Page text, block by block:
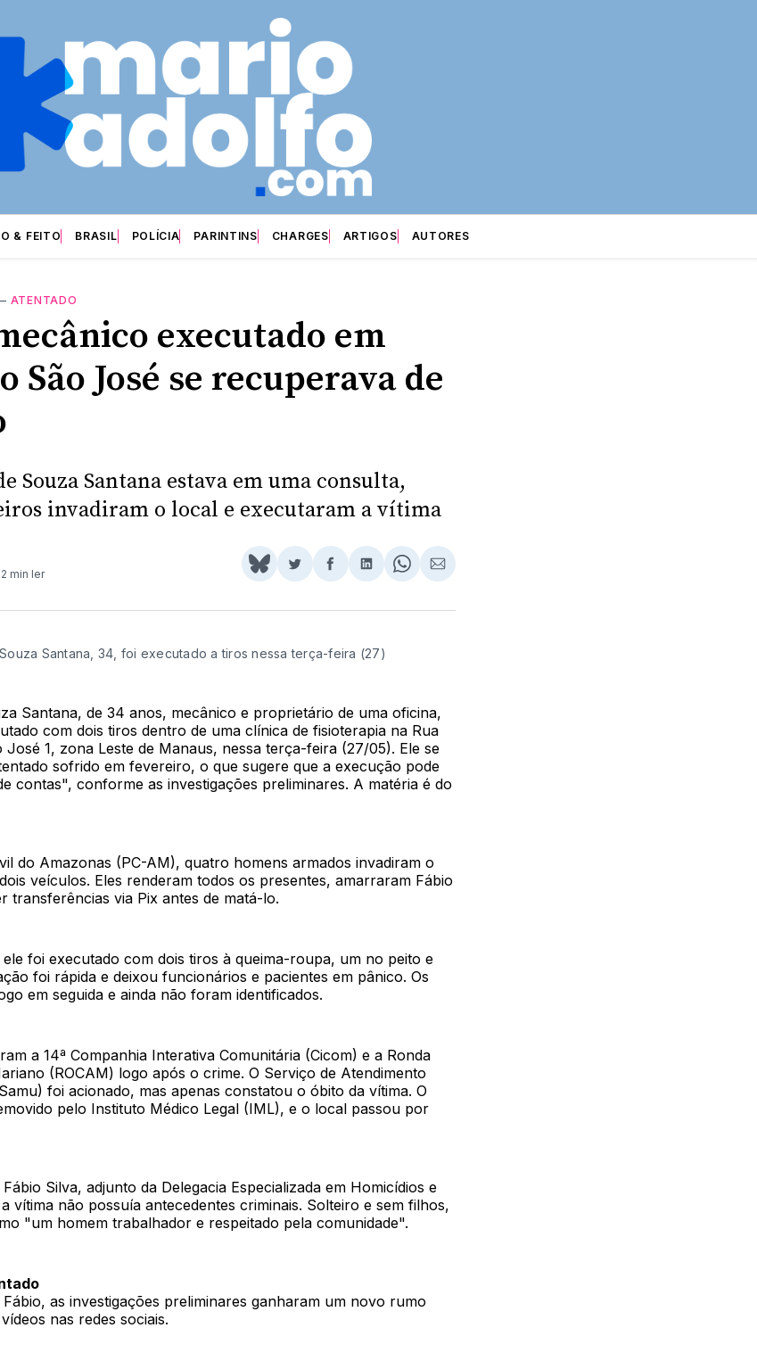
& FEITO BRASIL POLÍCIA PARINTINS CHARGES ARTIGOS AUTORES
ATENTADO
executado em
São José se recuperava de
Souza Santana estava em uma consulta,
invadiram o local e executaram a vítima
2 min ler
Share
BlueSky
Compartilhar
Twitter
Compartilhar
Facebook
Compartilhar
LinkedIn
Share
WhatsApp
Compartilhar
Email
Santana, 34, foi executado a tiros nessa terça-feira (27)
Santana, de 34 anos, mecânico e proprietário de uma oficina,
com dois tiros dentro de uma clínica de fisioterapia na Rua
1, zona Leste de Manaus, nessa terça-feira (27/05). Ele se
sofrido em fevereiro, o que sugere que a execução pode
contas", conforme as investigações preliminares. A matéria é do
do Amazonas (PC-AM), quatro homens armados invadiram o
veículos. Eles renderam todos os presentes, amarraram Fábio
transferências via Pix antes de matá-lo.
foi executado com dois tiros à queima-roupa, um no peito e
foi rápida e deixou funcionários e pacientes em pânico. Os
em seguida e ainda não foram identificados.
a 14ª Companhia Interativa Comunitária (Cicom) e a Ronda
(ROCAM) logo após o crime. O Serviço de Atendimento
foi acionado, mas apenas constatou o óbito da vítima. O
pelo Instituto Médico Legal (IML), e o local passou por
Silva, adjunto da Delegacia Especializada em Homicídios e
vítima não possuía antecedentes criminais. Solteiro e sem filhos,
"um homem trabalhador e respeitado pela comunidade".
as investigações preliminares ganharam um novo rumo
nas redes sociais.